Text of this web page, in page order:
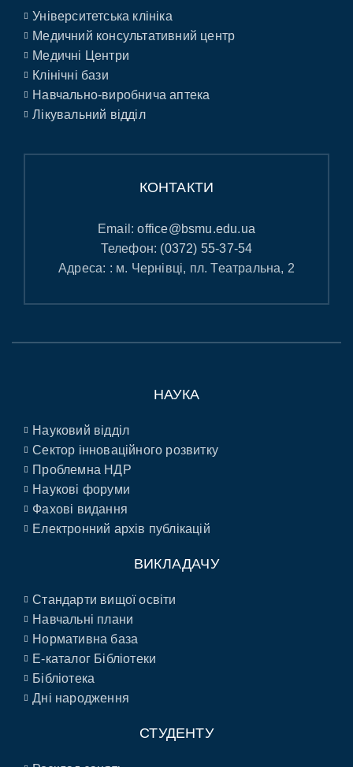
Університетська клініка
Медичний консультативний центр
Медичні Центри
Клінічні бази
Навчально-виробнича аптека
Лікувальний відділ
КОНТАКТИ
Email:office@bsmu.edu.ua
Телефон: (0372) 55-37-54
Адреса: : м. Чернівці, пл. Театральна, 2
НАУКА
Науковий відділ
Сектор інноваційного розвитку
Проблемна НДР
Наукові форуми
Фахові видання
Електронний архів публікацій
ВИКЛАДАЧУ
Стандарти вищої освіти
Навчальні плани
Нормативна база
E-каталог Бібліотеки
Бібліотека
Дні народження
СТУДЕНТУ